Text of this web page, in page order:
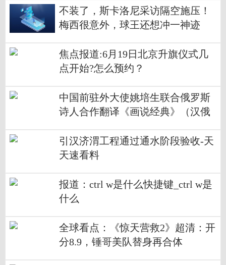
不装了，斯卡洛尼采访隔空施压！
梅西很意外，球王还想冲一神迹
焦点报道:6月19日北京升旗仪式几
点开始?怎么预约？
中国前驻外大使姚培生联合俄罗斯
诗人合作翻译《画说经典》（汉俄
引汉济渭工程通过通水阶段验收-天
天速看料
报道：ctrl w是什么快捷键_ctrl w是
什么
全球看点：《惊天营救2》超清：开
分8.9，锤哥美队替身再合体